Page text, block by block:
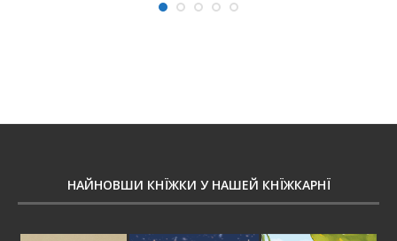
НАЙНОВШИ КНЇЖКИ У НАШЕЙ КНЇЖКАРНЇ